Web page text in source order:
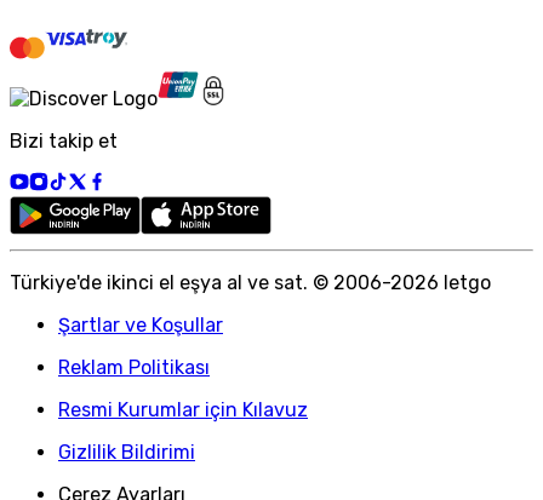
Bizi takip et
Türkiye'de ikinci el eşya al ve sat. © 2006-2026 letgo
Şartlar ve Koşullar
Reklam Politikası
Resmi Kurumlar için Kılavuz
Gizlilik Bildirimi
Çerez Ayarları